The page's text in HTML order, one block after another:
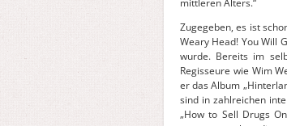
mittleren Alters.“
Zugegeben, es ist
Weary Head! You Will
wurde. Bereits im
Regisseure wie Wim
er das Album
sind in zahlreichen
„How to Sell Drugs